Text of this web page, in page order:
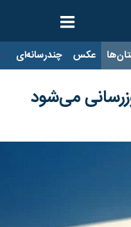
عکس چندرسانه‌ای
می‌شود